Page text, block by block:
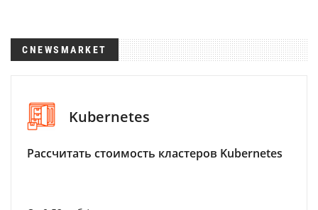
CNEWSMARKET
Kubernetes
Рассчитать стоимость кластеров Kubernetes